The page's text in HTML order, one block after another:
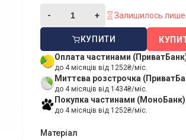
Залишилось
КУПИТИ
Оплата частинами
до 4 місяців від 1252₴/міс.
Миттєва розстрочка
до 4 місяців від 1434₴/міс.
Покупка частинами (МоноБанк)
до 4 місяців від 1252₴/міс.
Матеріал